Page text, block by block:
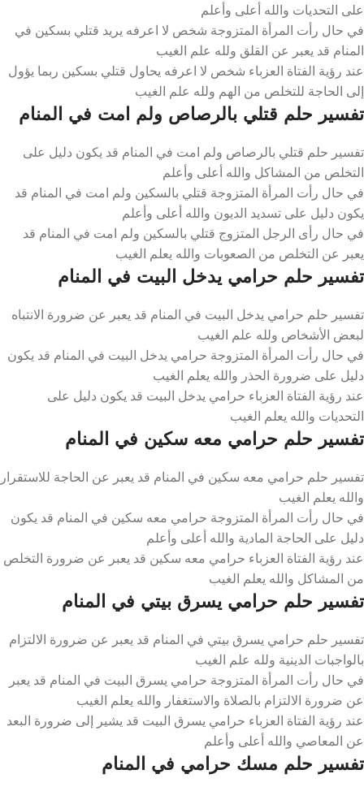
على التحديات والله أعلى وأعلم
في حال رأت المرأة المتزوجة شخص لا اعرفه يريد قتلي بسكين في
المنام قد يعبر عن القلق ولله علم الغيب
عند رؤية الفتاة العزباء شخص لا اعرفه يحاول قتلي بسكين ربما يؤول
إلى الحاجة للتخلص من الهم ولله علم الغيب
تفسير حلم قتلي بالرصاص ولم امت في المنام
تفسير حلم قتلي بالرصاص ولم امت في المنام قد يكون دليل على
التخلص من المشاكل والله أعلى وأعلم
في حال رأت المرأة المتزوجة قتلي بالسكين ولم امت في المنام قد
يكون دليل على تسديد الديون والله أعلى وأعلم
في حال رأى الرجل المتزوج قتلي بالسكين ولم امت في المنام قد
يعبر عن التخلص من الصعوبات والله يعلم الغيب
تفسير حلم حرامي يدخل البيت في المنام
تفسير حلم حرامي يدخل البيت في المنام قد يعبر عن ضرورة الانتباه
لبعض الأشخاص ولله علم الغيب
في حال رأت المرأة المتزوجة حرامي يدخل البيت في المنام قد يكون
دليل على ضرورة الحذر والله يعلم الغيب
عند رؤية الفتاة العزباء حرامي يدخل البيت قد يكون دليل على
التحديات والله يعلم الغيب
تفسير حلم حرامي معه سكين في المنام
تفسير حلم حرامي معه سكين في المنام قد يعبر عن الحاجة للاستقرار
والله يعلم الغيب
في حال رأت المرأة المتزوجة حرامي معه سكين في المنام قد يكون
دليل على الحاجة المادية والله أعلى وأعلم
عند رؤية الفتاة العزباء حرامي معه سكين قد يعبر عن ضرورة التخلص
من المشاكل والله يعلم الغيب
تفسير حلم حرامي يسرق بيتي في المنام
تفسير حلم حرامي يسرق بيتي في المنام قد يعبر عن ضرورة الالتزام
بالواجبات الدينية ولله علم الغيب
في حال رأت المرأة المتزوجة حرامي يسرق البيت في المنام قد يعبر
عن ضرورة الالتزام بالصلاة والاستغفار والله يعلم الغيب
عند رؤية الفتاة العزباء حرامي يسرق البيت قد يشير إلى ضرورة البعد
عن المعاصي والله أعلى وأعلم
تفسير حلم مسك حرامي في المنام